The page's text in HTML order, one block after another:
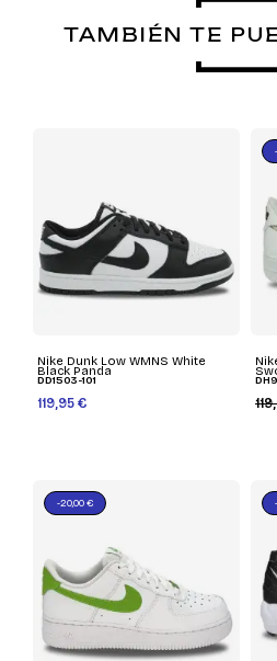
TAMBIÉN TE
Nike Dunk Low WMNS White
Black Panda
DD1503-101
119,95 €
-20,00 €